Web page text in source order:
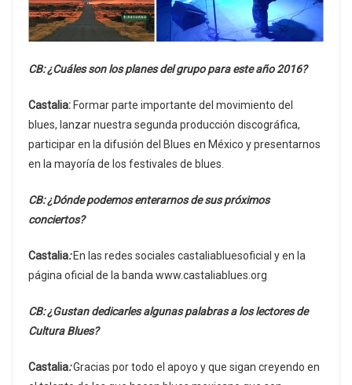
CB: ¿Cuáles son los planes del grupo para este año 2016?
Castalia: Formar parte importante del movimiento del
blues, lanzar nuestra segunda producción discográfica,
participar en la difusión del Blues en México y presentarnos
en la mayoría de los festivales de blues.
CB: ¿Dónde podemos enterarnos de sus próximos
conciertos?
Castalia:En las redes sociales castaliabluesoficial y en la
página oficial de la banda www.castaliablues.org
CB: ¿Gustan dedicarles algunas palabras a los lectores de
Cultura Blues?
Castalia:Gracias por todo el apoyo y que sigan creyendo en